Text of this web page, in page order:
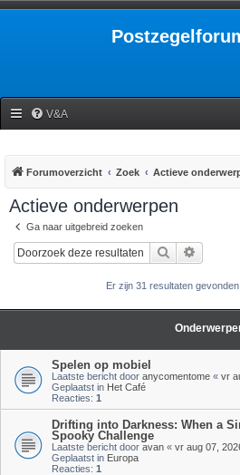
V&A
Forumoverzicht Zoek Actieve
Actieve onderwerpen
Ga naar uitgebreid zoeken
Zoek
Er zijn 31 resultaten gevonden
Spelen op mobiel
Laatste bericht door anycomentome « vr
Geplaatst in Het Café
Reacties: 1
Drifting into Darkness: When a
Spooky Challenge
Laatste bericht door avan « vr aug 07,
Geplaatst in Europa
Reacties: 1